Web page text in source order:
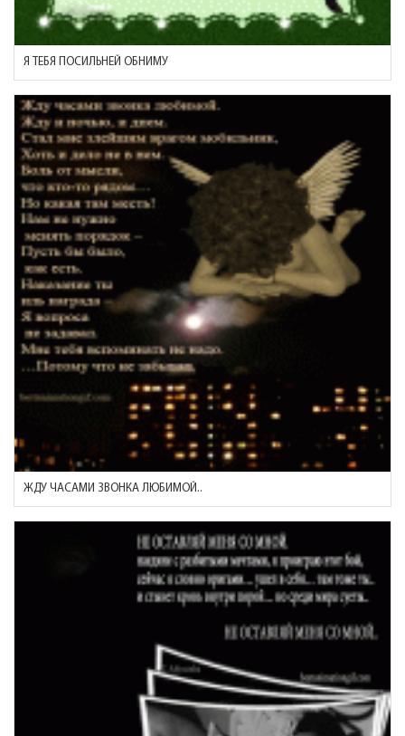
Я ТЕБЯ ПОСИЛЬНЕЙ ОБНИМУ
ЖДУ ЧАСАМИ ЗВОНКА ЛЮБИМОЙ..